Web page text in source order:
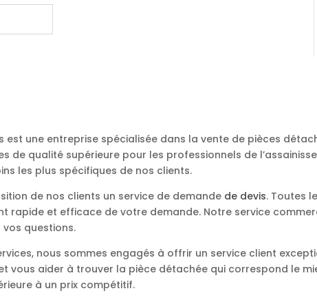
est une entreprise spécialisée dans la vente de pièces
de qualité supérieure pour les professionnels de
les plus spécifiques de nos clients.
de nos clients un service de demande de devis. Toutes
rapide et efficace de votre demande. Notre service
questions.
nous sommes engagés à offrir un service client
vous aider à trouver la pièce détachée qui correspond le
à un prix compétitif.